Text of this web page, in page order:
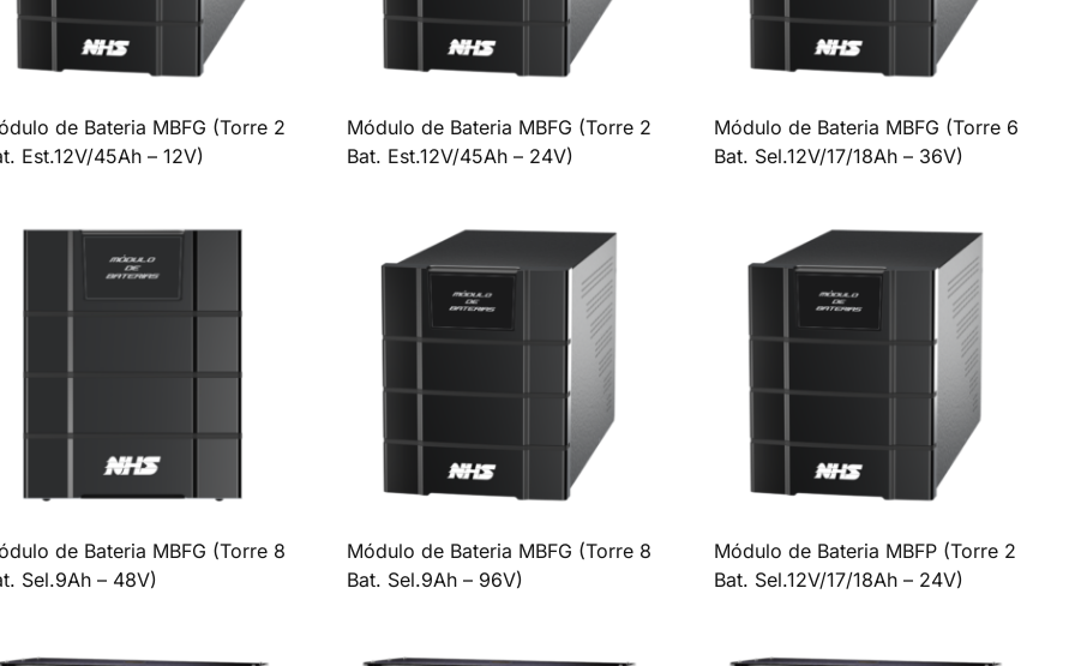
de Bateria MBFG (Torre 2
Est.12V/45Ah – 12V)
Módulo de Bateria MBFG (Torre 2
Bat. Est.12V/45Ah – 24V)
Módulo de Bateria MBFG (Torre 6
Bat. Sel.12V/17/18Ah – 36V)
de Bateria MBFG (Torre 8
Sel.9Ah – 48V)
Módulo de Bateria MBFG (Torre 8
Bat. Sel.9Ah – 96V)
Módulo de Bateria MBFP (Torre 2
Bat. Sel.12V/17/18Ah – 24V)